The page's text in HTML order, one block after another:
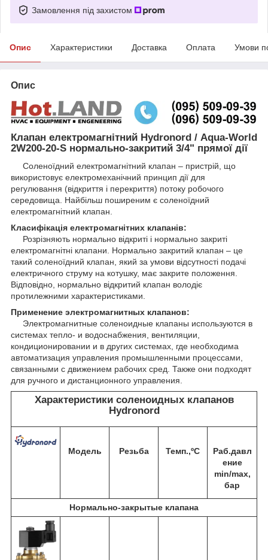
Замовлення під захистом
Опис Характеристики Доставка Оплата Умови
Опис
Клапан електромагнітний Hydronord / Aqua-World
2W200-20-S нормально-закритий 3/4" прямої дії
Соленоїдний електромагнітний клапан – пристрій, що
використовує електромеханічний принцип дії для
регулювання (відкриття і перекриття) потоку робочого
середовища. Найбільш поширеним є соленоїдний
електромагнітний клапан.
Класифікація електромагнітних клапанів:
Розрізняють нормально відкриті і нормально закриті
електромагнітні клапани. Нормально закритий клапан – це
такий соленоїдний клапан, який за умови відсутності подачі
електричного струму на котушку, має закрите положення.
Відповідно, нормально відкритий клапан володіє
протилежними характеристиками.
Применение электромагнитных клапанов:
Электромагнитные соленоидные клапаны используются в
системах тепло- и водоснабжения, вентиляции,
кондиционировании и в других системах, где необходима
автоматизация управления промышленными процессами,
связанными с движением рабочих сред. Также они подходят
для ручного и дистанционного управления.
Характеристики соленоидных клапанов
Hydronord
Модель Резьба Темп.,ºС
Раб.давл
ение
min/max,
бар
Нормально-закрытые клапана